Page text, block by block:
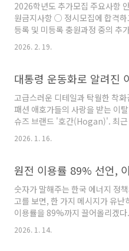
2026학년도 추가모집 주요사항
원금지사항 ○ 정시모집에 합격
등록 및 미등록 충원과정 중의 추
한 자는 추가모집에 지원할 수 없
미등록 충원 등록 마감일
가모집 지원 가능 ※ 산업대학, 전
지원 가능 □ 전형기간 ○ 2026학
은 2026. 2. 20.(금) 오전 9시 부
(금) 까지 각 대학별 원서접수, 전
등록이 진행되며 합격통보 마감기
2026. 2. 19.
고급스러운 디테일과 탁월한 착
패션 애호가들의 사랑을 받는 이
슈즈 브랜드 '호간(Hogan)'. 최근
이 일본 순방 중 착용한 운동화가
간 브랜드에 대한 관심이 다시 한번
화’라는 별칭으로 불리며, 격조 높
완성하는 대표 브랜드로 자리잡아
리아 프리미엄 브랜드, Hogan(
**Hogan(호간)**은 1986년 이
작된 프리미엄 슈즈 브랜드로, 토
이 전개하는 럭셔리 브랜드입니다.
2026. 1. 16.
숫자가 말해주는 한국 에너지 정
고를 보면, 한 가지 메시지가 유
이용률을 89%까지 끌어올리겠
럼 보이지만, 그 이면에는 한국 에
가 고스란히 담겨 있다. 그동안 원
2026. 1. 14.